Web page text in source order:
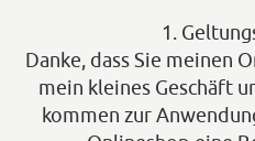
1.
Danke, dass Sie meinen
mein kleines Geschäft
kommen zur